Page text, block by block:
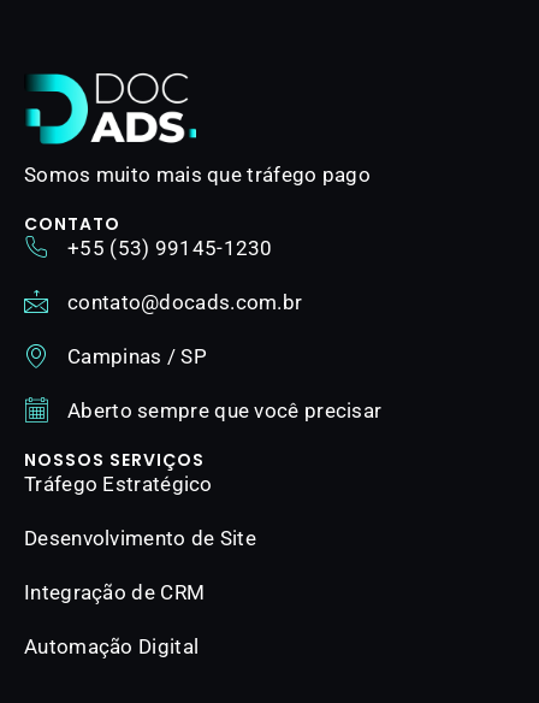
Somos muito mais que tráfego pago
CONTATO
+55 (53) 99145-1230
contato@docads.com.br
Campinas / SP
Aberto sempre que você precisar
NOSSOS SERVIÇOS
Tráfego Estratégico
Desenvolvimento de Site
Integração de CRM
Automação Digital